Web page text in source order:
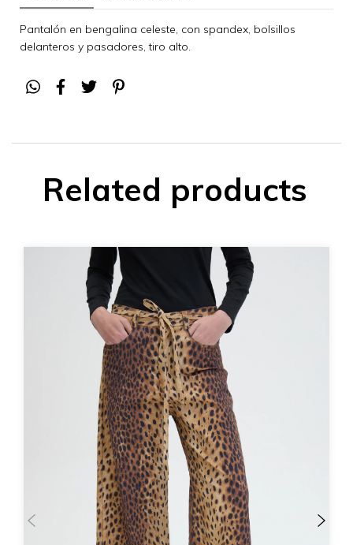
Pantalón en bengalina celeste, con spandex, bolsillos
delanteros y pasadores, tiro alto.
Related products